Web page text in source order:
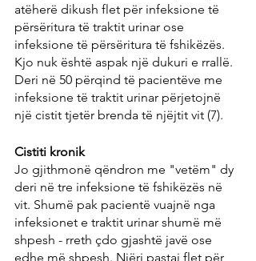
atëherë dikush flet për infeksione të
përsëritura të traktit urinar ose
infeksione të përsëritura të fshikëzës.
Kjo nuk është aspak një dukuri e rrallë.
Deri në 50 përqind të pacientëve me
infeksione të traktit urinar përjetojnë
një cistit tjetër brenda të njëjtit vit (7).
Cistiti kronik
Jo gjithmonë qëndron me "vetëm" dy
deri në tre infeksione të fshikëzës në
vit. Shumë pak pacientë vuajnë nga
infeksionet e traktit urinar shumë më
shpesh - rreth çdo gjashtë javë ose
edhe më shpesh. Njëri pastaj flet për